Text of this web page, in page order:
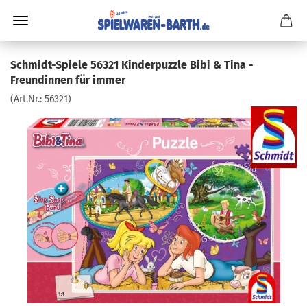
Schmidt-Spiele 56321 Kinderpuzzle Bibi & Tina -
Freundinnen für immer
(Art.Nr.: 56321)